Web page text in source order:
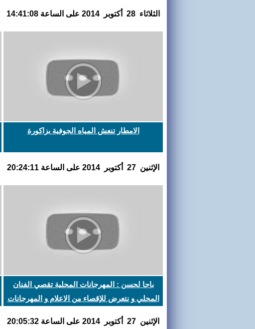
الثلاثاء 28 أكتوبر 2014 على الساعة 14:41:08
الامطار تنعش المياه الجوفية بزاكورة
اﻹثنين 27 أكتوبر 2014 على الساعة 20:24:11
باحا لحسن : المهرجانات المحلية تقصي الفنان
المحلي و نتعرض للإقصاء من الاعلام و المهرجانات
اﻹثنين 27 أكتوبر 2014 على الساعة 20:05:32